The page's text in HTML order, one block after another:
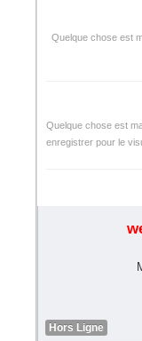
Quelque chose est
Quelque chose est
enregistrer pour le
Hors Ligne